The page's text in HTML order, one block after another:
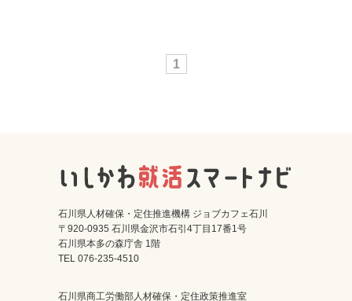
1
石川県人材確保・定住推進機構 ジョブカフェ石川
〒920-0935 石川県金沢市石引4丁目17番1号
石川県本多の森庁舎 1階
TEL 076-235-4510
石川県商工労働部人材確保・定住政策推進室